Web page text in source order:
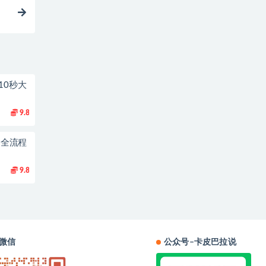
秒大
9.8
流程
9.8
信 公众号–卡皮巴拉说